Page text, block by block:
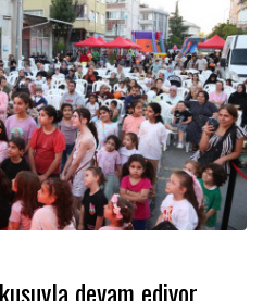
devam ediyor